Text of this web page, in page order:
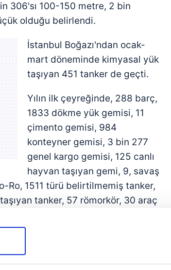
306'sı 100-150 metre, 2 bin
olduğu belirlendi.
İstanbul Boğazı'ndan ocak-
mart döneminde kimyasal yük
taşıyan 451 tanker de geçti.
Yılın ilk çeyreğinde, 288 barç,
1833 dökme yük gemisi, 11
çimento gemisi, 984
konteyner gemisi, 3 bin 277
genel kargo gemisi, 125 canlı
hayvan taşıyan gemi, 9, savaş
Ro, 1511 türü belirtilmemiş tanker,
taşıyan tanker, 57 römorkör, 30 araç
gemi Boğaz'ı kullandı.
kullanan gemilerin, taşıdığı